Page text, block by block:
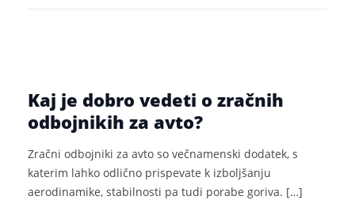
Kaj je dobro vedeti o zračnih
odbojnikih za avto?
Zračni odbojniki za avto so večnamenski dodatek, s
katerim lahko odlično prispevate k izboljšanju
aerodinamike, stabilnosti pa tudi porabe goriva. […]